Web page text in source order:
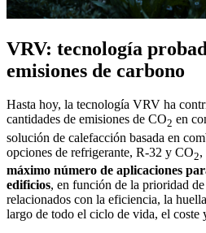
VRV: tecnología
emisiones de carbono
Hasta hoy, la tecnología VRV ha
cantidades de emisiones de CO2 en
solución de calefacción basada en
opciones de refrigerante, R-32 y CO2,
máximo número de aplicaciones
edificios, en función de la prioridad
relacionados con la eficiencia, la
largo de todo el ciclo de vida, el coste